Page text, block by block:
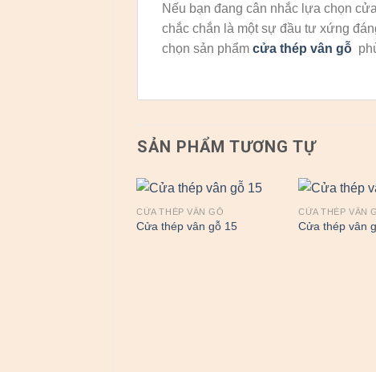
Nếu bạn đang cân nhắc lựa chọn
chắc chắn là một sự đầu tư xứng
chọn sản phẩm cửa thép vân gỗphù
SẢN PHẨM TƯƠNG TỰ
CỬA THÉP VÂN GỖ
Cửa thép vân gỗ 15
CỬA THÉP VÂN
Cửa thép vân